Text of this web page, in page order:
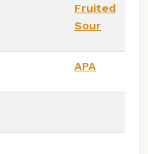
Fruited
Sour
APA